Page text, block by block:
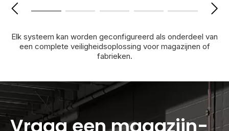
Elk systeem kan worden geconfigureerd als onderdeel van
een complete veiligheidsoplossing voor magazijnen of
fabrieken.